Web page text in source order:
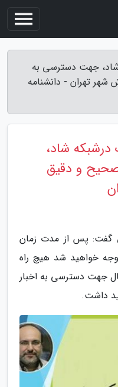
شاد، جهت دسترسی به
تهران - دانشنامه
درشبکه شاد،
و دقیق
گفت: پس از مدت زمان
خواهید شد هیچ راه
جهت دسترسی به اخبار
داشت.